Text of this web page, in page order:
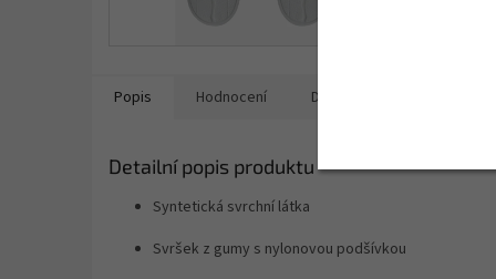
Popis Hodnocení Diskuze
Detailní popis produktu
Syntetická svrchní látka
Svršek z gumy s nylonovou podšívkou